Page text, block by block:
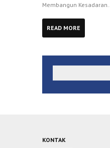
Membangun Kesadaran...
READ MORE
KONTAK